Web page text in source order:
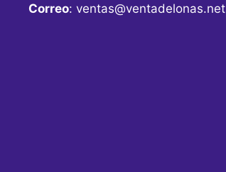
Correo: ventas@ventadelonas.net